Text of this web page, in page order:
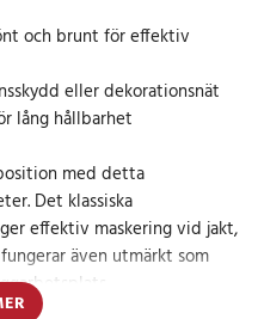
och brunt för effektiv
eller dekorationsnät
lång hållbarhet
med detta
Det klassiska
effektiv maskering vid jakt,
även utmärkt som